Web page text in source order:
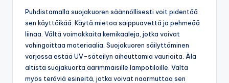
Puhdistamalla suojakuoren säännöllisesti voit pidentää
sen käyttöikää. Käytä mietoa saippuavettä ja pehmeää
liinaa. Vältä voimakkaita kemikaaleja, jotka voivat
vahingoittaa materiaalia. Suojakuoren säilyttäminen
varjossa estää UV-säteilyn aiheuttamia vaurioita. Älä
altista suojakuorta äärimmäisille lämpötiloille. Vältä
myös teräviä esineitä, jotka voivat naarmuttaa sen